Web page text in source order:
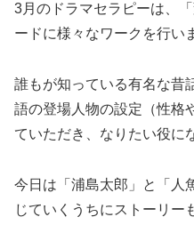
3月のドラマセラピーは、
ードに様々なワークを行い
誰もが知っている有名な昔
語の登場人物の設定（性格
ていただき、なりたい役に
今日は「浦島太郎」と「人
じていくうちにストーリー